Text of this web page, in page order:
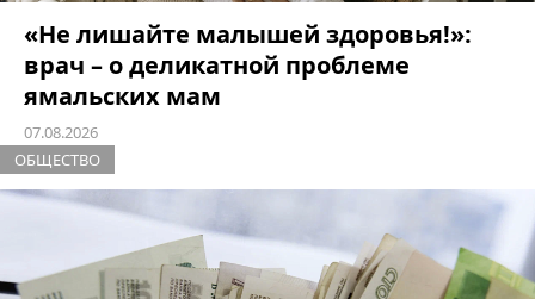
«Не лишайте малышей здоровья!»:
врач – о деликатной проблеме
ямальских мам
07.08.2026
ОБЩЕСТВО